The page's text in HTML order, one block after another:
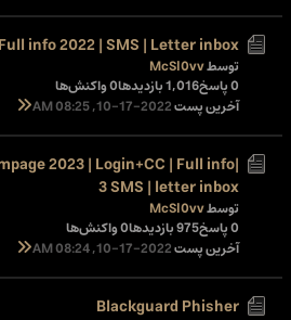
info 2022 | SMS | Letter inbox
توسطMcSl0vv
0 پاسخ
1,016 بازدیدها
0 واکنش‌ها
آخرین پست10-17-2022, 08:25 AM
2023 | Login+CC | Full info|
3 SMS | letter inbox
توسطMcSl0vv
0 پاسخ
975 بازدیدها
0 واکنش‌ها
آخرین پست10-17-2022, 08:24 AM
Blackguard Phisher